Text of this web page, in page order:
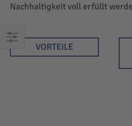
EINKAUFEN
Nachhaltigkeit voll erfüllt
VORTEILE